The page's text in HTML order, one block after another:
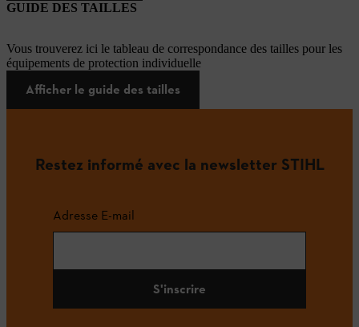
GUIDE DES TAILLES
Vous trouverez ici le tableau de correspondance des tailles pour les
équipements de protection individuelle
Afficher le guide des tailles
Restez informé avec la newsletter STIHL
Adresse E-mail
S'inscrire